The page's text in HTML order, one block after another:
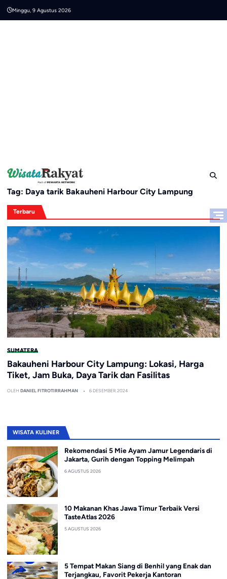
Minggu, 9 Agustus 2026
Tag: Daya tarik Bakauheni Harbour City Lampung
Terbaru
SUMATERA
Bakauheni Harbour City Lampung: Lokasi, Harga
Tiket, Jam Buka, Daya Tarik dan Fasilitas
OLEH DANIEL FITROTIRRAHMAN 6 DESEMBER 2024
WISATA KULINER
Rekomendasi 5 Mie Ayam Jamur Legendaris di
Jakarta, Gurih dengan Topping Melimpah
6 AGUSTUS 2026
10 Makanan Khas Jawa Timur Terbaik Versi
TasteAtlas 2026
5 AGUSTUS 2026
5 Tempat Makan Siang di Benhil yang Enak dan
Terjangkau, Favorit Pekerja Kantoran